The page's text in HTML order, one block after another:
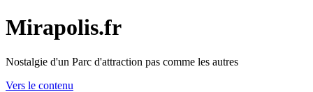
Mirapolis.fr
Nostalgie d'un Parc d'attraction pas comme les autres
Vers le contenu